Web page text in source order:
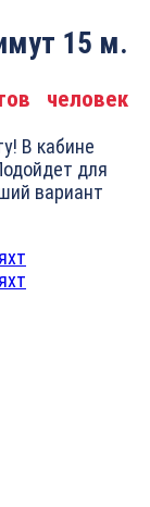
15 м.
человек
В кабине
для
вариант